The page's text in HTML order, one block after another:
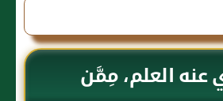
عنه العلم، مِمَّن